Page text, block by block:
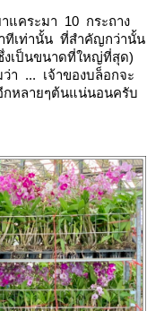
แคระมา 10 กระถาง
ทีเท่านั้น ที่สำคัญกว่านั้น
เป็นขนาดที่ใหญ่ที่สุด)
า ... เจ้าของบล็อกจะ
หลายๆต้นแน่นอนครับ